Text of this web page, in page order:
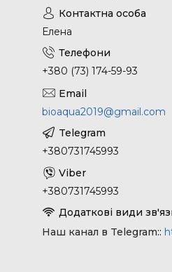
Елена
+380 (73) 174-59-93
bioaqua2019@gmail.com
+380731745993
+380731745993
Наш канал в Telegram: